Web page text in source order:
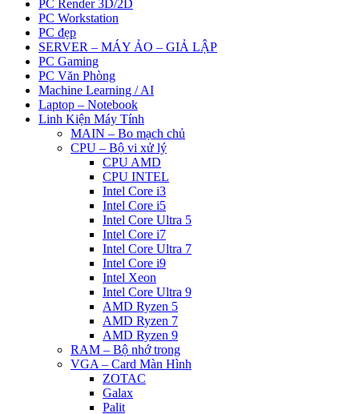
PC Render 3D/2D
PC Workstation
PC đẹp
SERVER – MÁY ẢO – GIẢ LẬP
PC Gaming
PC Văn Phòng
Machine Learning / AI
Laptop – Notebook
Linh Kiện Máy Tính
MAIN – Bo mạch chủ
CPU – Bộ vi xử lý
CPU AMD
CPU INTEL
Intel Core i3
Intel Core i5
Intel Core Ultra 5
Intel Core i7
Intel Core Ultra 7
Intel Core i9
Intel Xeon
Intel Core Ultra 9
AMD Ryzen 5
AMD Ryzen 7
AMD Ryzen 9
RAM – Bộ nhớ trong
VGA – Card Màn Hình
ZOTAC
Galax
Palit